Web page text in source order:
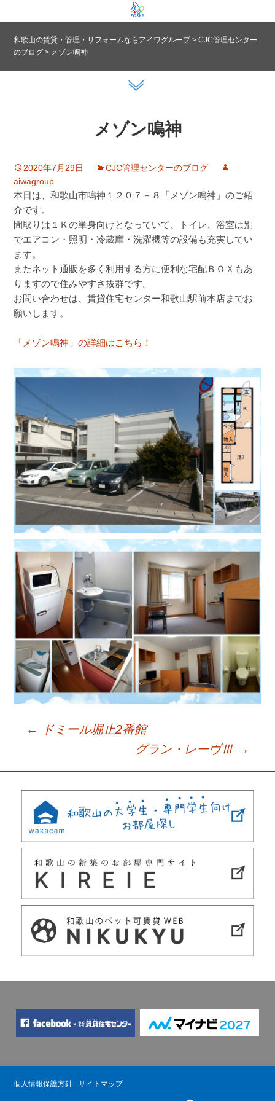
和歌山の賃貸・管理・リフォームならアイワグループ>CJC管理センター
のブログ > メゾン鳴神
メゾン鳴神
2020年7月29日
CJC管理センターのブログ
aiwagroup
本日は、和歌山市鳴神１２０７－８「メゾン鳴神」のご紹
介です。
間取りは１Ｋの単身向けとなっていて、トイレ、浴室は別
でエアコン・照明・冷蔵庫・洗濯機等の設備も充実してい
ます。
またネット通販を多く利用する方に便利な宅配ＢＯＸもあ
りますので住みやすさ抜群です。
お問い合わせは、賃貸住宅センター和歌山駅前本店までお
願いします。
「メゾン鳴神」の詳細はこちら！
navigation
←
ドミール堀止2番館
グラン・レーヴⅢ →
個人情報保護方針 サイトマップ